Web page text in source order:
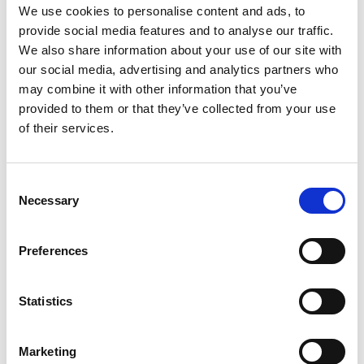
We use cookies to personalise content and ads, to
provide social media features and to analyse our traffic.
We also share information about your use of our site with
our social media, advertising and analytics partners who
may combine it with other information that you’ve
provided to them or that they’ve collected from your use
of their services.
Selection
Necessary
Preferences
Statistics
Marketing
Exkl. MwSt
Produkt anzeigen
Exkl. MwSt
Produkt anzeigen
Mehr als 10.000 zufriedene